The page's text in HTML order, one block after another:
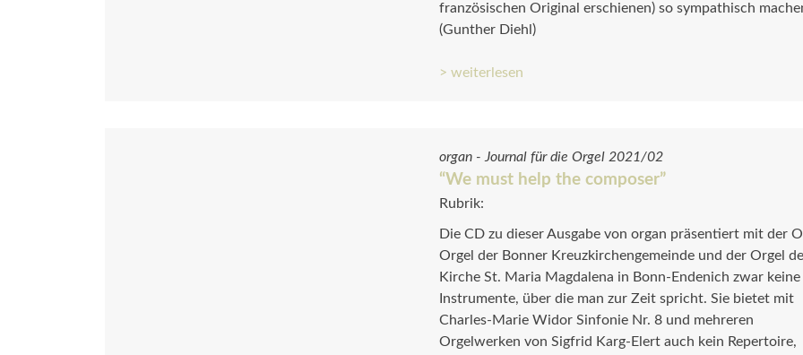
französischen Original erschienen) so sympathisch
(Gunther Diehl)
> weiterlesen
organ - Journal für die Orgel 2021/02
“We must help the composer”
Rubrik:
Die CD zu dieser Ausgabe von organ präsentiert mit der
Orgel der Bonner Kreuzkirchengemeinde und der Orgel
Kirche St. Maria Magdalena in Bonn-Endenich zwar keine
Instrumente, über die man zur Zeit spricht. Sie bietet mit
Charles-Marie Widor Sinfonie Nr. 8 und mehreren
Orgelwerken von Sigfrid Karg-Elert auch kein Repertoire,